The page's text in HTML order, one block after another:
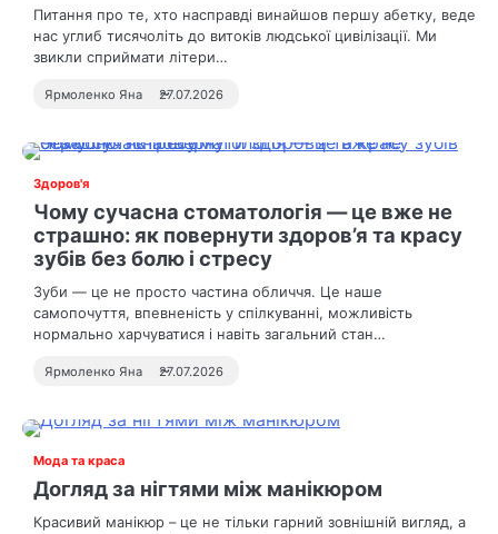
Питання про те, хто насправді винайшов першу абетку, веде
нас углиб тисячоліть до витоків людської цивілізації. Ми
звикли сприймати літери…
Ярмоленко Яна 27.07.2026
Здоров'я
Чому сучасна стоматологія — це вже не
страшно: як повернути здоров’я та красу
зубів без болю і стресу
Зуби — це не просто частина обличчя. Це наше
самопочуття, впевненість у спілкуванні, можливість
нормально харчуватися і навіть загальний стан…
Ярмоленко Яна 27.07.2026
Мода та краса
Догляд за нігтями між манікюром
Красивий манікюр – це не тільки гарний зовнішній вигляд, а